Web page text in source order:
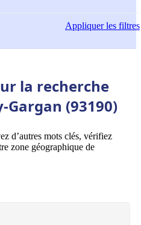
Appliquerles filtres
la recherche
Gargan (93190)
d’autres mots clés, vérifiez
zone géographique de